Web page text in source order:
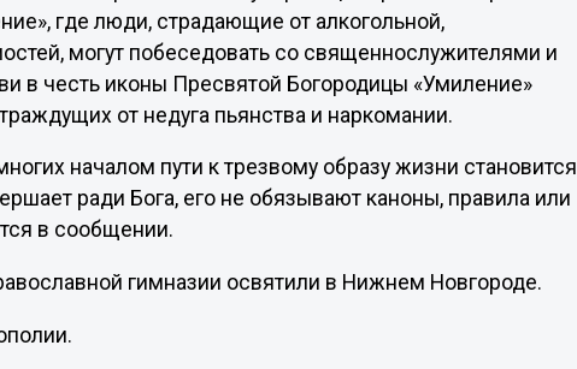
где люди, страдающие от алкогольной,
могут побеседовать со священнослужителями и
в честь иконы Пресвятой Богородицы «Умиление»
от недуга пьянства и наркомании.
началом пути к трезвому образу жизни становится
ради Бога, его не обязывают каноны, правила или
в сообщении.
гимназии освятили в Нижнем Новгороде.